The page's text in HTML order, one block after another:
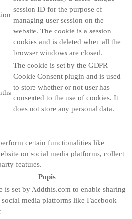
session ID for the purpose of
managing user session on the
website. The cookie is a session
cookies and is deleted when all the
browser windows are closed.
The cookie is set by the GDPR
Cookie Consent plugin and is used
to store whether or not user has
consented to the use of cookies. It
does not store any personal data.
certain functionalities like
on social media platforms, collect
features.
Popis
is set by Addthis.com to enable sharing
media platforms like Facebook